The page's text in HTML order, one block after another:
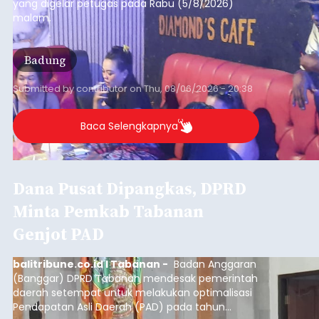
yang digelar petugas pada Rabu (5/8/2026)
malam.
Badung
Submitted bycontributoronThu, 08/06/2026 - 20:38
Baca Selengkapnya
Dana Pusat Dipangkas, DPRD
Minta Pemkab Tabanan
Genjot PAD
balitribune.co.id I Tabanan - Badan Anggaran
(Banggar) DPRD Tabanan mendesak pemerintah
daerah setempat untuk melakukan optimalisasi
Pendapatan Asli Daerah (PAD) pada tahun